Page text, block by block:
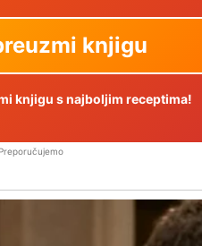
knjigu s najboljim receptima!
Preporučujemo